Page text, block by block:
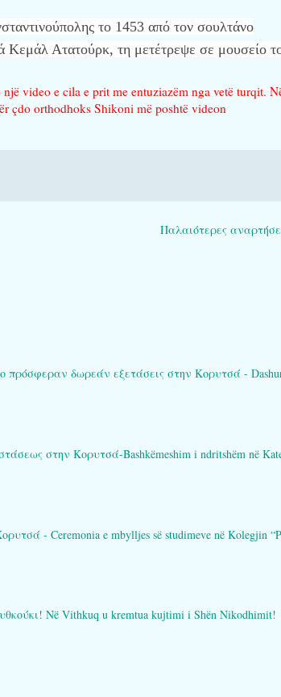
το 1453 από τον σουλτάνο
Ατατούρκ, τη μετέτρεψε σε μουσείο
video e cila e prit me entuziazëm nga vetë turqit.
çdo orthodhoks Shikoni më poshtë videon
Παλαιότερες
δωρεάν εξετάσεις στην Κορυτσά -
στην Κορυτσά-Bashkëmeshim i ndritshëm në
- Ceremonia e mbylljes së studimeve në Kolegjin
Në Vithkuq u kremtua kujtimi i Shën Nikodhimit!